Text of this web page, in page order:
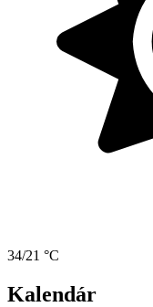
34/21 °C
Kalendár